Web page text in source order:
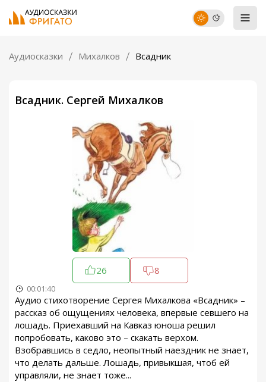
Аудиосказки Михалков Всадник
Всадник. Сергей Михалков
26 8
00:01:40
Аудио стихотворение Сергея Михалкова «Всадник» –
рассказ об ощущениях человека, впервые севшего на
лошадь. Приехавший на Кавказ юноша решил
попробовать, каково это – скакать верхом.
Взобравшись в седло, неопытный наездник не знает,
что делать дальше. Лошадь, привыкшая, чтоб ей
управляли, не знает тоже...